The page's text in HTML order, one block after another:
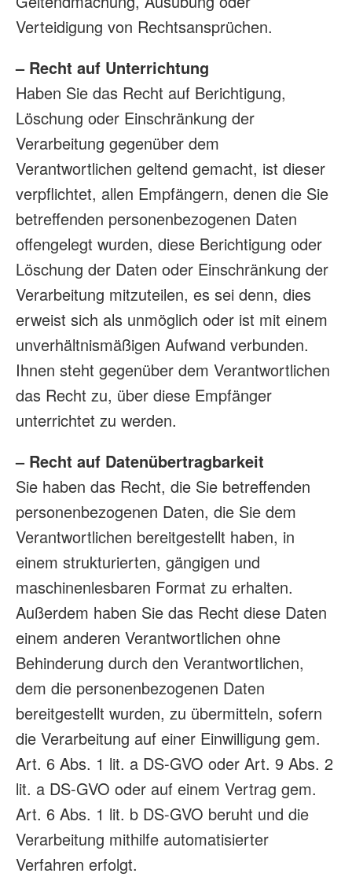
Verteidigung von Rechtsansprüchen.
– Recht auf Unterrichtung
Haben Sie das Recht auf Berichtigung,
Löschung oder Einschränkung der
Verarbeitung gegenüber dem
Verantwortlichen geltend gemacht, ist dieser
verpflichtet, allen Empfängern, denen die Sie
betreffenden personenbezogenen Daten
offengelegt wurden, diese Berichtigung oder
Löschung der Daten oder Einschränkung der
Verarbeitung mitzuteilen, es sei denn, dies
erweist sich als unmöglich oder ist mit einem
unverhältnismäßigen Aufwand verbunden.
Ihnen steht gegenüber dem Verantwortlichen
das Recht zu, über diese Empfänger
unterrichtet zu werden.
– Recht auf Datenübertragbarkeit
Sie haben das Recht, die Sie betreffenden
personenbezogenen Daten, die Sie dem
Verantwortlichen bereitgestellt haben, in
einem strukturierten, gängigen und
maschinenlesbaren Format zu erhalten.
Außerdem haben Sie das Recht diese Daten
einem anderen Verantwortlichen ohne
Behinderung durch den Verantwortlichen,
dem die personenbezogenen Daten
bereitgestellt wurden, zu übermitteln, sofern
die Verarbeitung auf einer Einwilligung gem.
Art. 6 Abs. 1 lit. a DS-GVO oder Art. 9 Abs. 2
lit. a DS-GVO oder auf einem Vertrag gem.
Art. 6 Abs. 1 lit. b DS-GVO beruht und die
Verarbeitung mithilfe automatisierter
Verfahren erfolgt.